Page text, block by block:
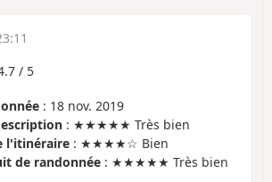
/ 5
: 18 nov. 2019
: ★★★★★ Très bien
l'itinéraire : ★★★★☆ Bien
de randonnée : ★★★★★ Très bien